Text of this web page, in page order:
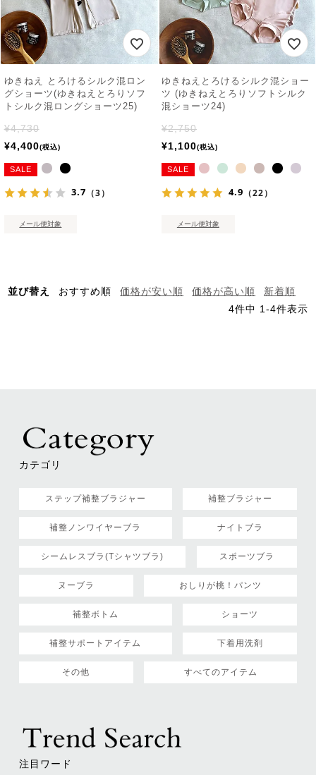
ゆきねえ とろけるシルク混ロン
グショーツ(ゆきねえとろりソフ
トシルク混ロングショーツ25)
¥4,730
¥4,400 税込
SALE
3.7 （3）
メール便対象
ゆきねえとろけるシルク混ショー
ツ (ゆきねえとろりソフトシルク
混ショーツ24)
¥2,750
¥1,100 税込
SALE
4.9 （22）
メール便対象
並び替え おすすめ順 価格が安い順 価格が高い順
新着順
4件中 1-4件表示
カテゴリ
ステップ補整ブラジャー 補整ブラジャー
補整ノンワイヤーブラ ナイトブラ
シームレスブラ(Tシャツブラ) スポーツブラ
ヌーブラ おしりが桃！パンツ
補整ボトム ショーツ
補整サポートアイテム 下着用洗剤
その他 すべてのアイテム
注目ワード